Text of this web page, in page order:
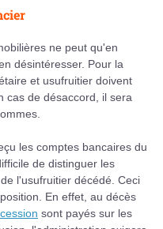
ne peut qu'en
désintéresser. Pour la
et usufruitier doivent
cas de désaccord, il sera
les comptes bancaires du
de distinguer les
l'usufruitier décédé. Ceci
En effet, au décès
sont payés sur les